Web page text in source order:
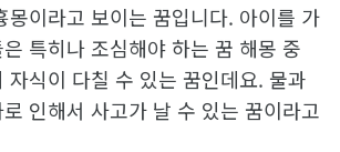
몽이라고 보이는 꿈입니다. 아이를 가
특히나 조심해야 하는 꿈 해몽 중
자식이 다칠 수 있는 꿈인데요. 물과
인해서 사고가 날 수 있는 꿈이라고